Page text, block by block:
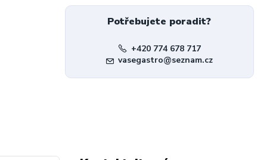
Potřebujete poradit?
+420 774 678 717
vasegastro@seznam.cz